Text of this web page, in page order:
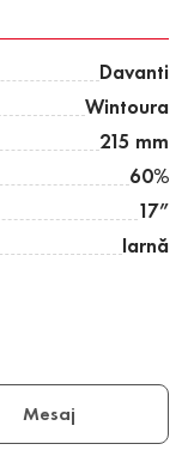
Davanti
Wintoura
215 mm
60%
17”
Iarnă
Mesaj